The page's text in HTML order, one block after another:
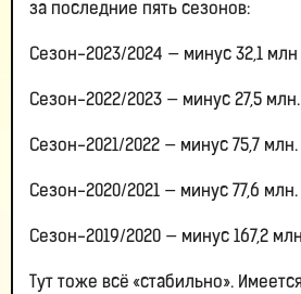
за последние пять сезонов:
Сезон-2023/2024 — минус 32,1 млн
Сезон-2022/2023 — минус 27,5 млн.
Сезон-2021/2022 — минус 75,7 млн.
Сезон-2020/2021 — минус 77,6 млн.
Сезон-2019/2020 — минус 167,2
Тут тоже всё «стабильно».